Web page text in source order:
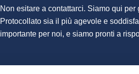
Non esitare a contattarci. Siamo qui
Protocollato sia il più agevole e
importante per noi, e siamo pronti a